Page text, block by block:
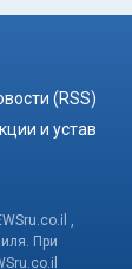
(RSS)
и устав
,
При